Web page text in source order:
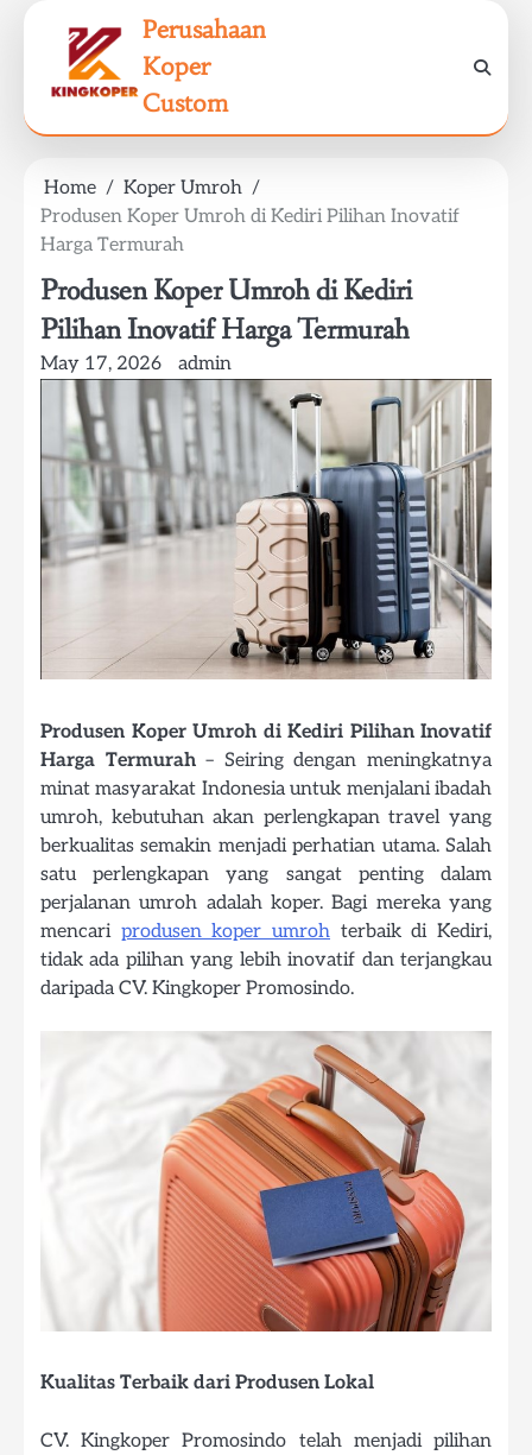
Perusahaan
Koper
Custom
Home
Koper Umroh
Produsen Koper Umroh di Kediri Pilihan Inovatif
Harga Termurah
Produsen Koper Umroh di Kediri
Pilihan Inovatif Harga Termurah
May 17, 2026 admin
Produsen Koper Umroh di Kediri Pilihan Inovatif
Harga Termurah– Seiring dengan meningkatnya
minat masyarakat Indonesia untuk menjalani ibadah
umroh, kebutuhan akan perlengkapan travel yang
berkualitas semakin menjadi perhatian utama. Salah
satu perlengkapan yang sangat penting dalam
perjalanan umroh adalah koper. Bagi mereka yang
mencari produsen koper umroh terbaik di Kediri,
tidak ada pilihan yang lebih inovatif dan terjangkau
daripada CV. Kingkoper Promosindo.
Kualitas Terbaik dari Produsen Lokal
CV. Kingkoper Promosindo telah menjadi pilihan